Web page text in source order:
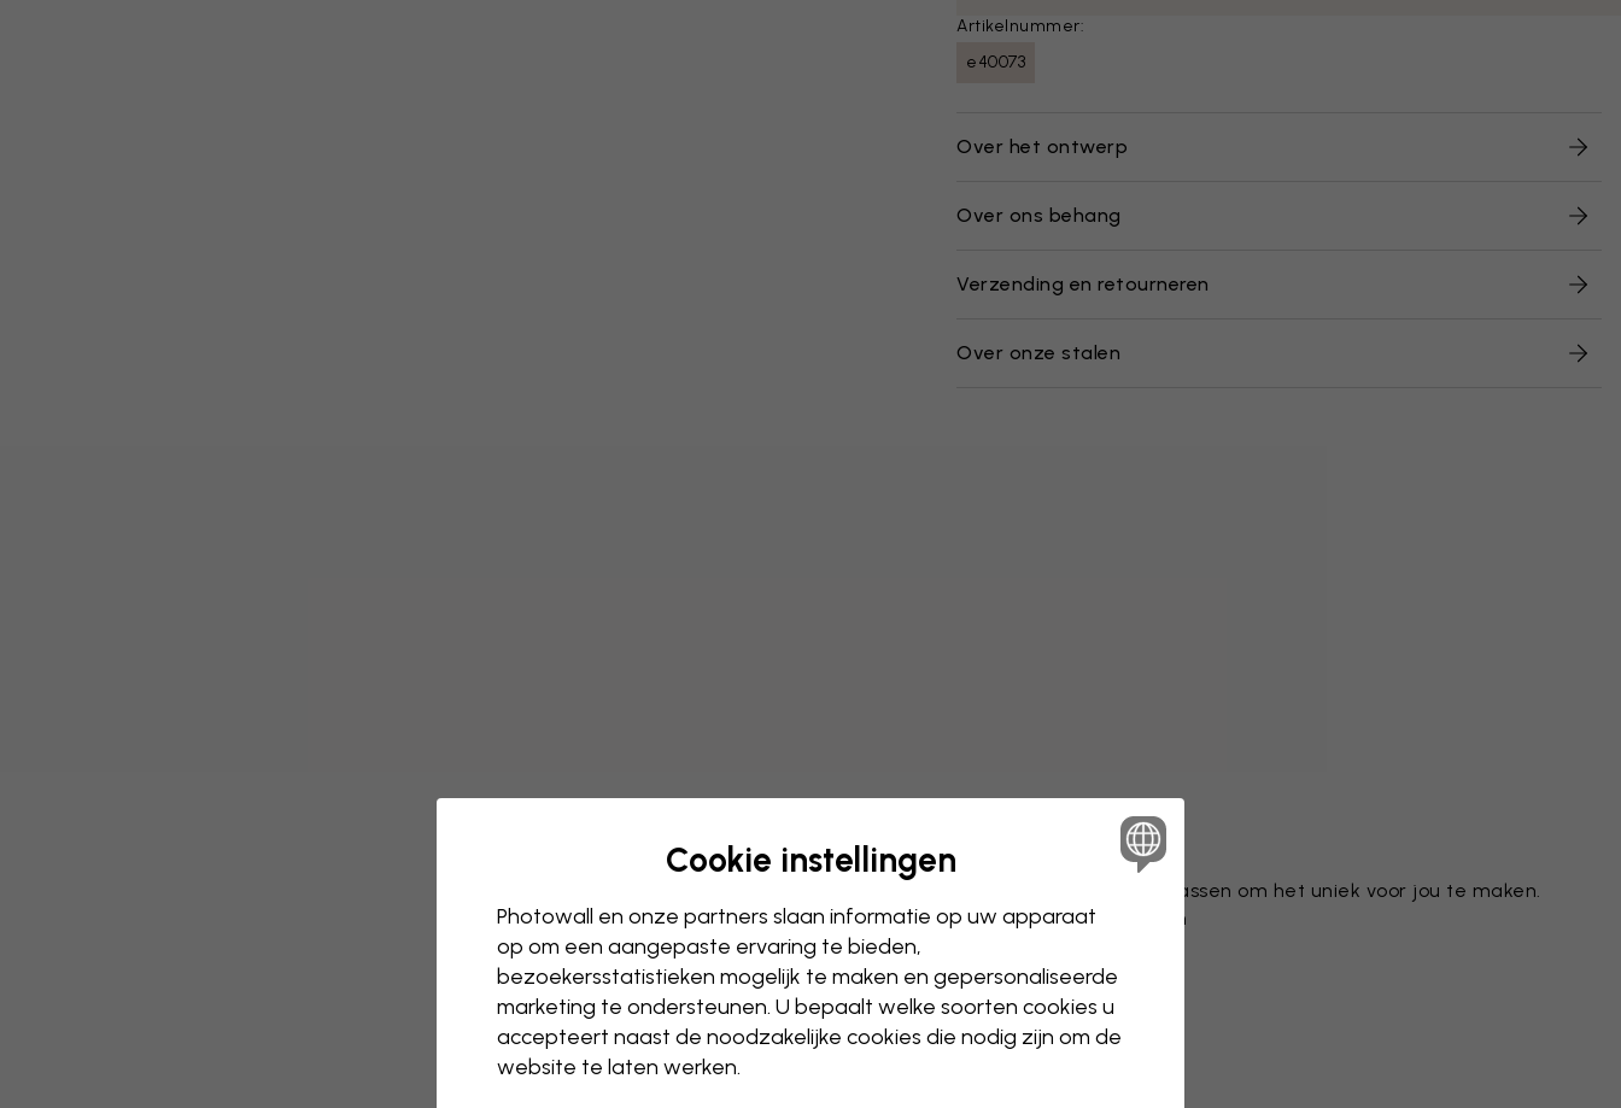
Artikelnummer:
e40073
Over het ontwerp
Over ons behang
Verzending en retourneren
Over onze stalen
Bewerk uw behang
Ons ontwerpteam kan elk motief aanpassen om het uniek voor jou te maken.
Het formaat of de kleuren aanpassen
Een object toevoegen of verwijderen
Een detail personaliseren
Maak je eigen behang van een foto
Dien jouw wijzigingen in
Cookie instellingen
Photowall en onze partners slaan informatie op uw apparaat
op om een aangepaste ervaring te bieden,
bezoekersstatistieken mogelijk te maken en gepersonaliseerde
marketing te ondersteunen. U bepaalt welke soorten cookies u
accepteert naast de noodzakelijke cookies die nodig zijn om de
website te laten werken.